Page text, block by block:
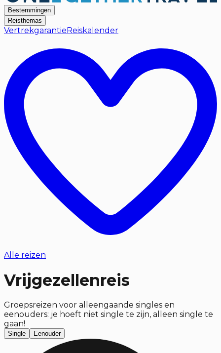
Bestemmingen
Reisthemas
Vertrekgarantie Reiskalender
Alle reizen
Vrijgezellenreis
Groepsreizen voor alleengaande singles en
eenouders: je hoeft niet single te zijn, alleen single te
gaan!
Single Eenouder